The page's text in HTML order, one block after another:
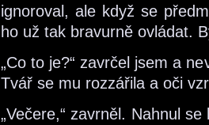
ignoroval, ale když se
ho už tak bravurně ovládat.
„Co to je?“ zavrčel jsem a
Tvář se mu rozzářila a oči
„Večere,“ zavrněl. Nahnul